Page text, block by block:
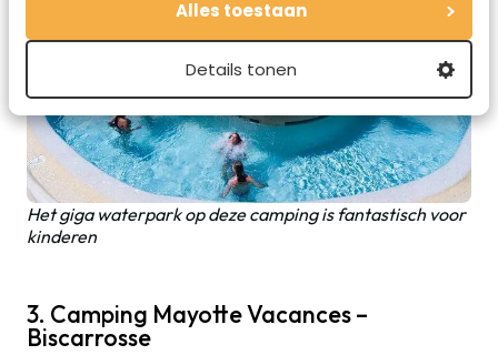
Alles toestaan
Details tonen
Het giga waterpark op deze camping is fantastisch voor
kinderen
3. Camping Mayotte Vacances –
Biscarrosse